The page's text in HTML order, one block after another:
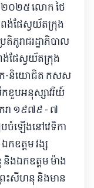
ាំ២០២៥ លោក ថៃ
ង់ផែស្វយ័តក្រុង
រាជរដ្ឋាភិបាល
ង់ផែស្វយ័តក្រុង
ក-និយោជិត កសស
ខួបអនុស្សាវរីយ៍
រា ១៩៧៩ - ៧
ចំឡើងនៅវេទិកា
ឧត្តម វង្ស
និងឯកឧត្តម ម៉ាង
ះសីហនុ និងមាន